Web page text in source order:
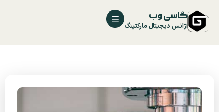
گاسی وب
آژانس دیجیتال مارکتینگ